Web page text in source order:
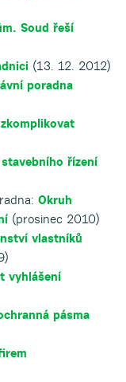
Soud řeší
(13. 12. 2012)
poradna
řízení
Okruh
(prosinec 2010)
vlastníků
vyhlášení
pásma